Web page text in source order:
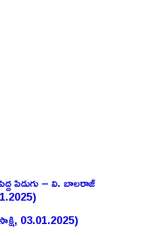
పిడుగు – వి. బాలరాజ్‌
03.01.2025)